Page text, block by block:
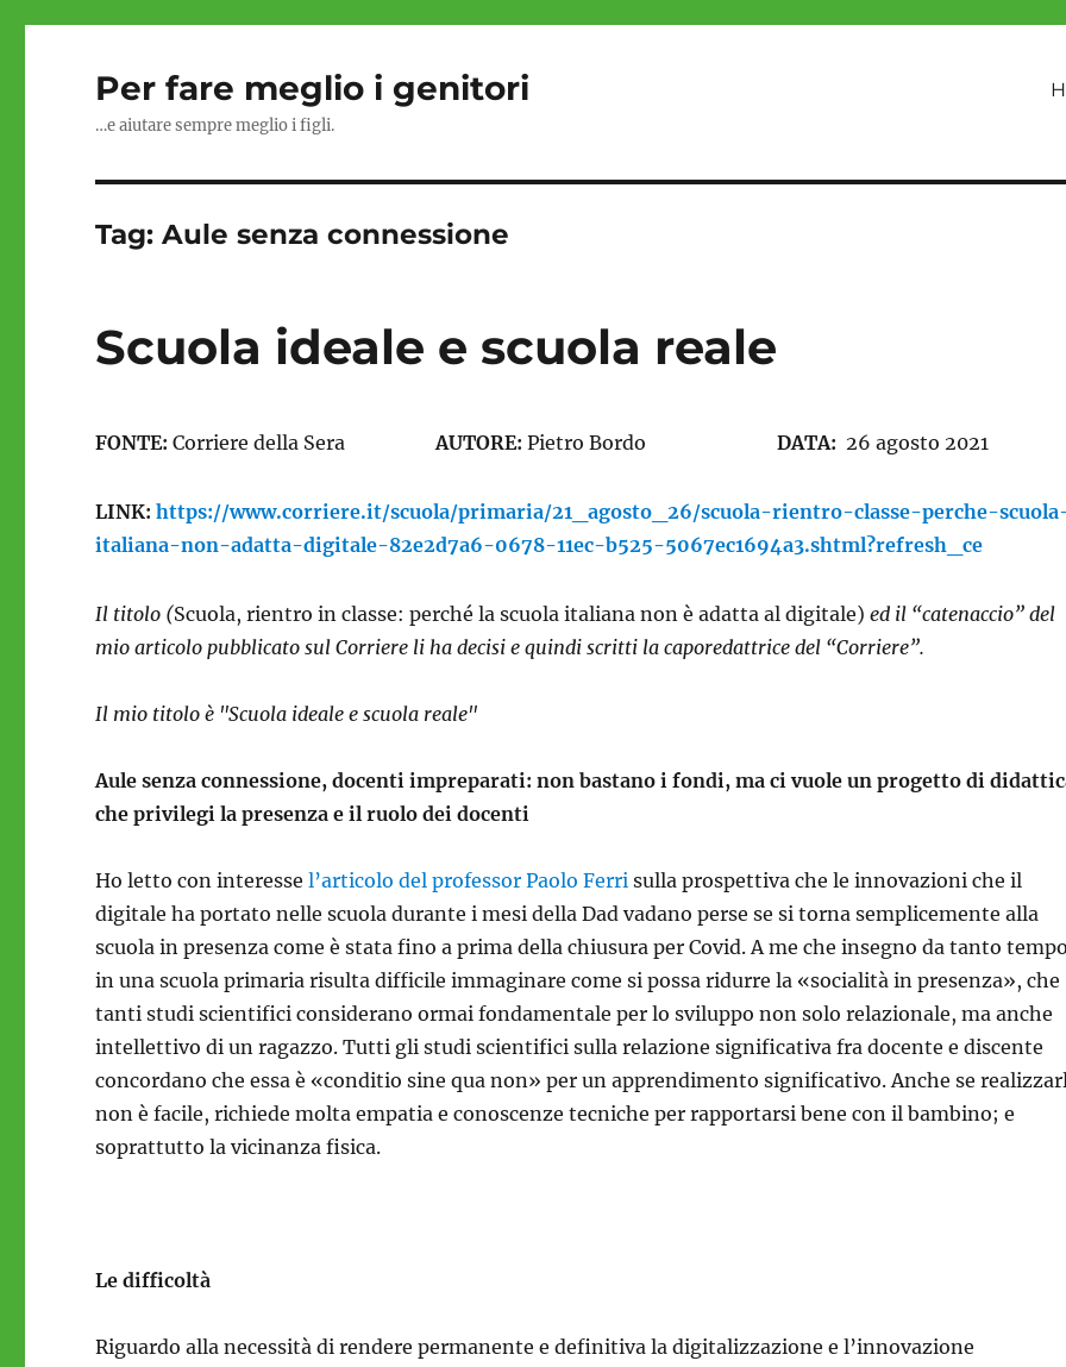
Per fare meglio i genitori
…e aiutare sempre meglio i figli.
Tag:Aule senza connessione
Scuola ideale e scuola reale
FONTE: Corriere della Sera AUTORE: Pietro Bordo DATA: 26 agosto 2021
LINK:https://www.corriere.it/scuola/primaria/21_agosto_26/scuola-rientro-classe-perche-
italiana-non-adatta-digitale-82e2d7a6-0678-11ec-b525-5067ec1694a3.shtml?refresh_ce
Il titolo (Scuola, rientro in classe: perché la scuola italiana non è adatta al digitale)ed il “catenaccio” del
mio articolo pubblicato sul Corriere li ha decisi e quindi scritti la caporedattrice del “Corriere”.
Il mio titolo è "Scuola ideale e scuola reale"
Aule senza connessione, docenti impreparati: non bastano i fondi, ma ci vuole un progetto di
che privilegi la presenza e il ruolo dei docenti
Ho letto con interessel’articolo del professor Paolo Ferrisulla prospettiva che le innovazioni che il
digitale ha portato nelle scuola durante i mesi della Dad vadano perse se si torna semplicemente alla
scuola in presenza come è stata fino a prima della chiusura per Covid. A me che insegno da tanto
in una scuola primaria risulta difficile immaginare come si possa ridurre la «socialità in presenza», che
tanti studi scientifici considerano ormai fondamentale per lo sviluppo non solo relazionale, ma anche
intellettivo di un ragazzo. Tutti gli studi scientifici sulla relazione significativa fra docente e discente
concordano che essa è «conditio sine qua non» per un apprendimento significativo. Anche se
non è facile, richiede molta empatia e conoscenze tecniche per rapportarsi bene con il bambino; e
soprattutto la vicinanza fisica.
Le difficoltà
Riguardo alla necessità di rendere permanente e definitiva la digitalizzazione e l’innovazione